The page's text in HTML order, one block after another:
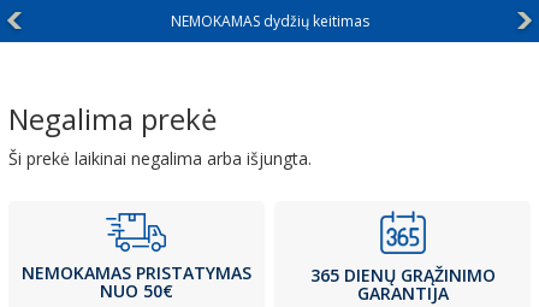
NEMOKAMAS dydžių keitimas
Negalima prekė
Ši prekė laikinai negalima arba išjungta.
NEMOKAMAS PRISTATYMAS
NUO 50€
365 DIENŲ GRĄŽINIMO
GARANTIJA